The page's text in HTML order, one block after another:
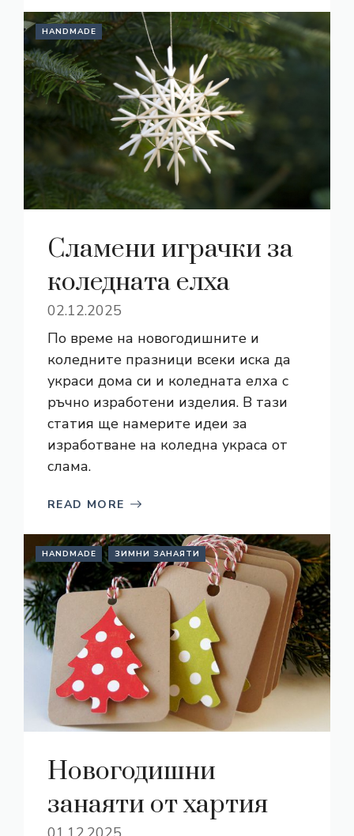
HANDMADE
Сламени играчки за
коледната елха
02.12.2025
По време на новогодишните и
коледните празници всеки иска да
украси дома си и коледната елха с
ръчно изработени изделия. В тази
статия ще намерите идеи за
изработване на коледна украса от
слама.
READ MORE
HANDMADE ЗИМНИ ЗАНАЯТИ
Новогодишни
занаяти от хартия